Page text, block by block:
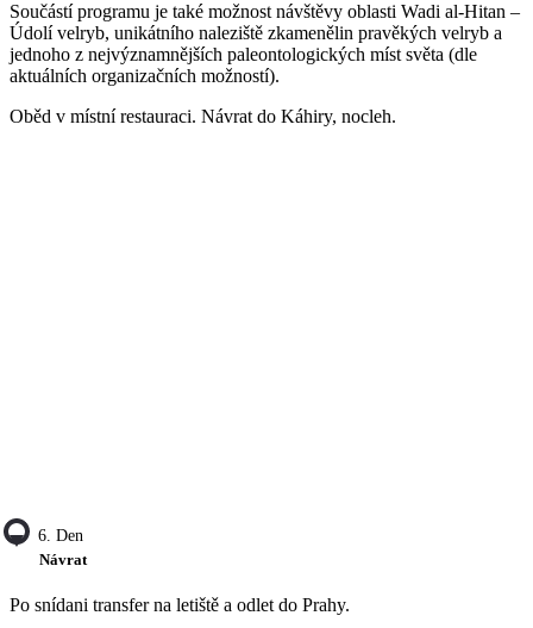
Součástí programu je také možnost návštěvy oblasti Wadi al-Hitan –
Údolí velryb, unikátního naleziště zkamenělin pravěkých velryb a
jednoho z nejvýznamnějších paleontologických míst světa (dle
aktuálních organizačních možností).
Oběd v místní restauraci. Návrat do Káhiry, nocleh.
6. Den
Návrat
Po snídani transfer na letiště a odlet do Prahy.